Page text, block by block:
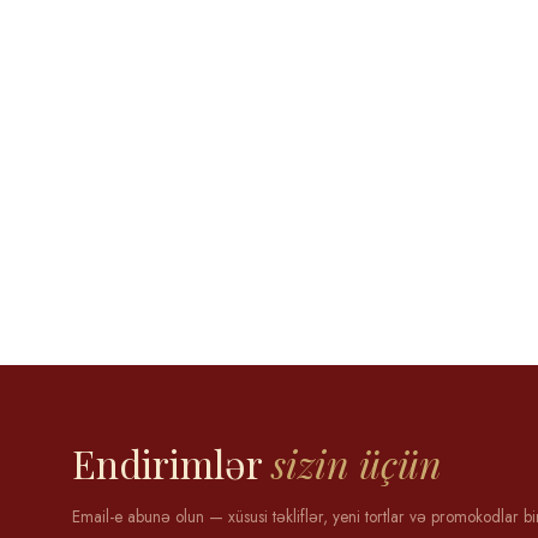
Endirimlərsizin üçün
Email-e abunə olun — xüsusi təkliflər, yeni tortlar və promokodlar